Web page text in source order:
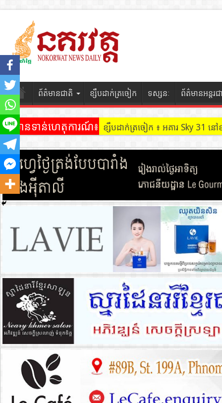
ព័ត៌មានជាតិ ខ្សឹបដាក់ត្រចៀក ទស្សនៈ ព័ត៌មានអន្តរជ
ព័ត៌មានទាន់ហេតុការណ៍៖ ខ្សឹបដាក់ត្រចៀក ៖ អគារ Sky 31